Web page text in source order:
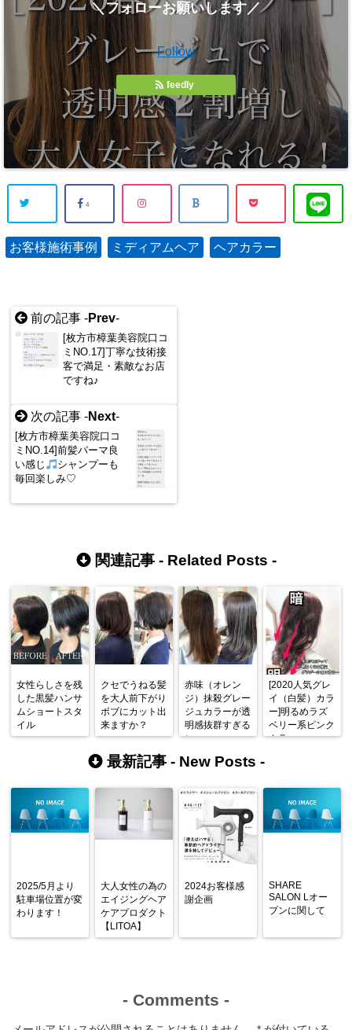
＼フォローお願いします／
Follow
feedly
4
お客様施術事例 ミディアムヘア ヘアカラー
前の記事 -Prev-
[枚方市樟葉美容院口コ
ミNO.17]丁寧な技術接
客で満足・素敵なお店
ですね♪
次の記事 -Next-
[枚方市樟葉美容院口コ
ミNO.14]前髪パーマ良
い感じ
シャンプーも
毎回楽しみ♡
関連記事 - Related Posts -
女性らしさを残
した黒髪ハンサ
ムショートスタ
イル
クセでうねる髪
を大人前下がり
ボブにカット出
来ますか？
赤味（オレン
ジ）抹殺グレー
ジュカラーが透
明感抜群すぎる
♪
[2020人気グレ
イ（白髪）カラ
ー]明るめラズ
ベリー系ピンク
カラー
最新記事 - New Posts -
2025/5月より
駐車場位置が変
わります！
大人女性の為の
エイジングヘア
ケアプロダクト
【LITOA】
2024お客様感
謝企画
SHARE
SALON Lオー
プンに関して
- Comments -